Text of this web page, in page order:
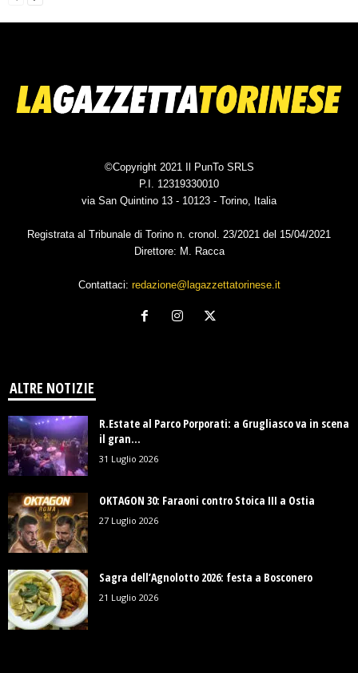
©Copyright 2021 Il PunTo SRLS
P.I. 12319330010
via San Quintino 13 - 10123 - Torino, Italia
Registrata al Tribunale di Torino n. cronol. 23/2021 del 15/04/2021
Direttore: M. Racca
Contattaci: redazione@lagazzettatorinese.it
ALTRE NOTIZIE
R.Estate al Parco Porporati: a Grugliasco va in scena
il gran...
31 Luglio 2026
OKTAGON 30: Faraoni contro Stoica III a Ostia
27 Luglio 2026
Sagra dell’Agnolotto 2026: festa a Bosconero
21 Luglio 2026